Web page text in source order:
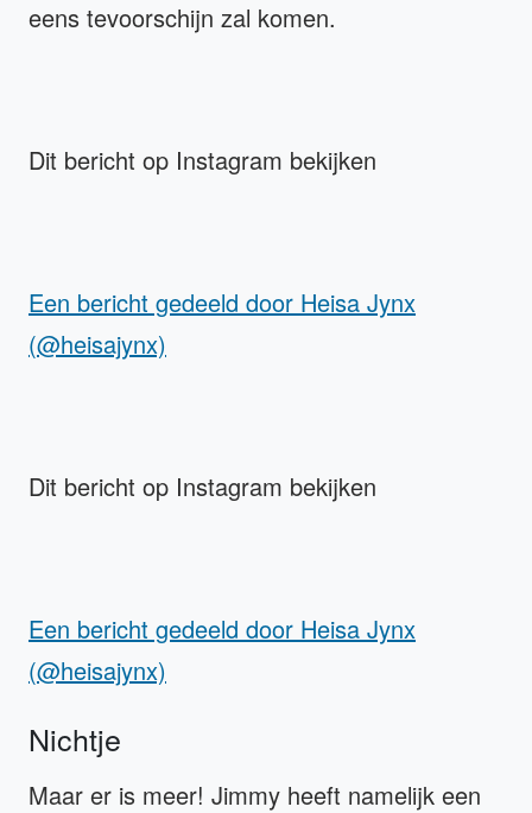
eens tevoorschijn zal komen.
Dit bericht op Instagram bekijken
Een bericht gedeeld door Heisa Jynx
(@heisajynx)
Dit bericht op Instagram bekijken
Een bericht gedeeld door Heisa Jynx
(@heisajynx)
Nichtje
Maar er is meer! Jimmy heeft namelijk een